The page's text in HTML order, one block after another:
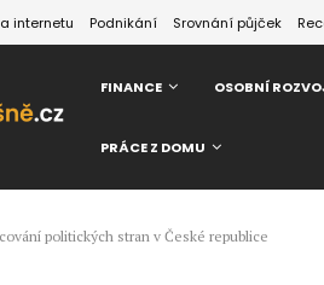
internetu Podnikání Srovnání půjček
FINANCE OSOBNÍ
PRÁCE Z DOMU
politických stran v České republice